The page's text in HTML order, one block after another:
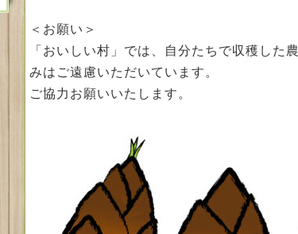
＜お願い＞
「おいしい村」では、自分たちで収穫し
みはご遠慮いただいています。
ご協力お願いいたします。